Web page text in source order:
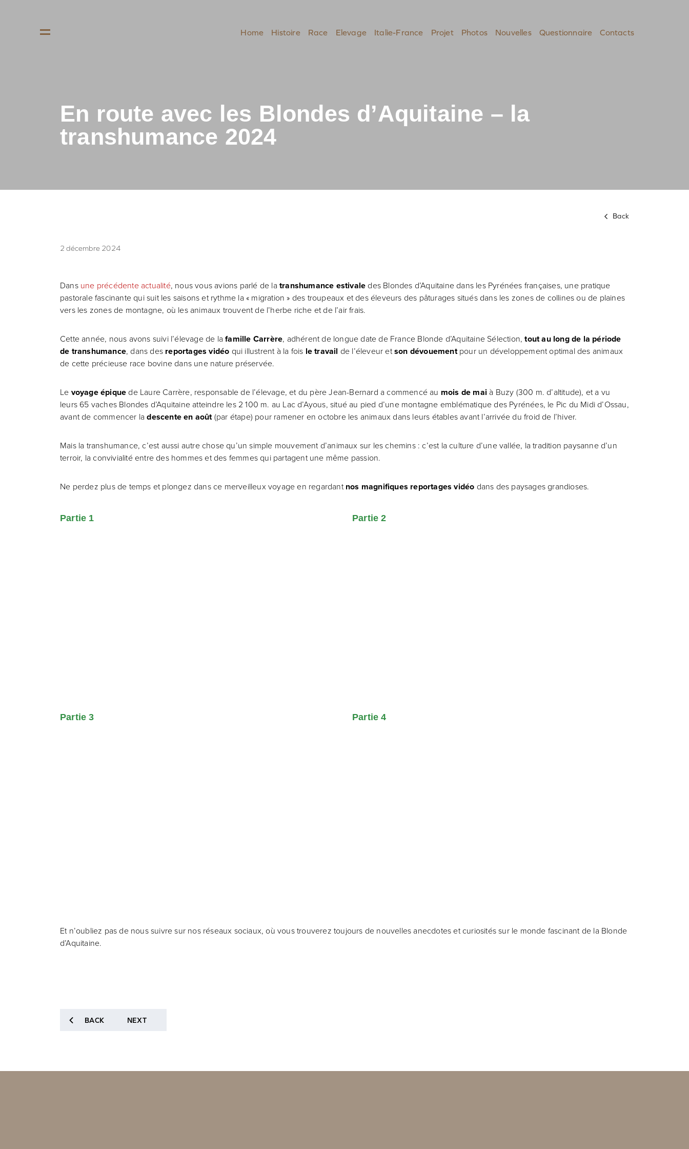
Home Histoire Race Elevage Italie-France Projet Photos Nouvelles Questionnaire Contacts
En route avec les Blondes d’Aquitaine – la
transhumance 2024
Back
2 décembre 2024
Dans une précédente actualité, nous vous avions parlé de latranshumance estivale des Blondes d’Aquitaine dans les Pyrénées françaises, une pratique
pastorale fascinante qui suit les saisons et rythme la « migration » des troupeaux et des éleveurs des pâturages situés dans les zones de collines ou de plaines
vers les zones de montagne, où les animaux trouvent de l’herbe riche et de l’air frais.
Cette année, nous avons suivi l’élevage de lafamille Carrère, adhérent de longue date de France Blonde d’Aquitaine Sélection, tout au long de la période
de transhumance, dans des reportages vidéo qui illustrent à la fois le travail de l’éleveur etson dévouementpour un développement optimal des animaux
de cette précieuse race bovine dans une nature préservée.
Le voyage épique de Laure Carrère, responsable de l’élevage, et du père Jean-Bernard a commencé au mois de mai à Buzy (300 m. d’altitude), et a vu
leurs 65 vaches Blondes d’Aquitaine atteindre les 2 100 m. au Lac d’Ayous, situé au pied d’une montagne emblématique des Pyrénées, le Pic du Midi d’Ossau,
avant de commencer ladescente en août(par étape) pour ramener en octobre les animaux dans leurs étables avant l’arrivée du froid de l’hiver.
Mais la transhumance, c’est aussi autre chose qu’un simple mouvement d’animaux sur les chemins : c’est la culture d’une vallée, la tradition paysanne d’un
terroir, la convivialité entre des hommes et des femmes qui partagent une même passion.
Ne perdez plus de temps et plongez dans ce merveilleux voyage en regardant nos magnifiques reportages vidéo dans des paysages grandioses.
Partie 1 Partie 2
Partie 3 Partie 4
Et n’oubliez pas de nous suivre sur nos réseaux sociaux, où vous trouverez toujours de nouvelles anecdotes et curiosités sur le monde fascinant de la Blonde
d’Aquitaine.
BACK NEXT